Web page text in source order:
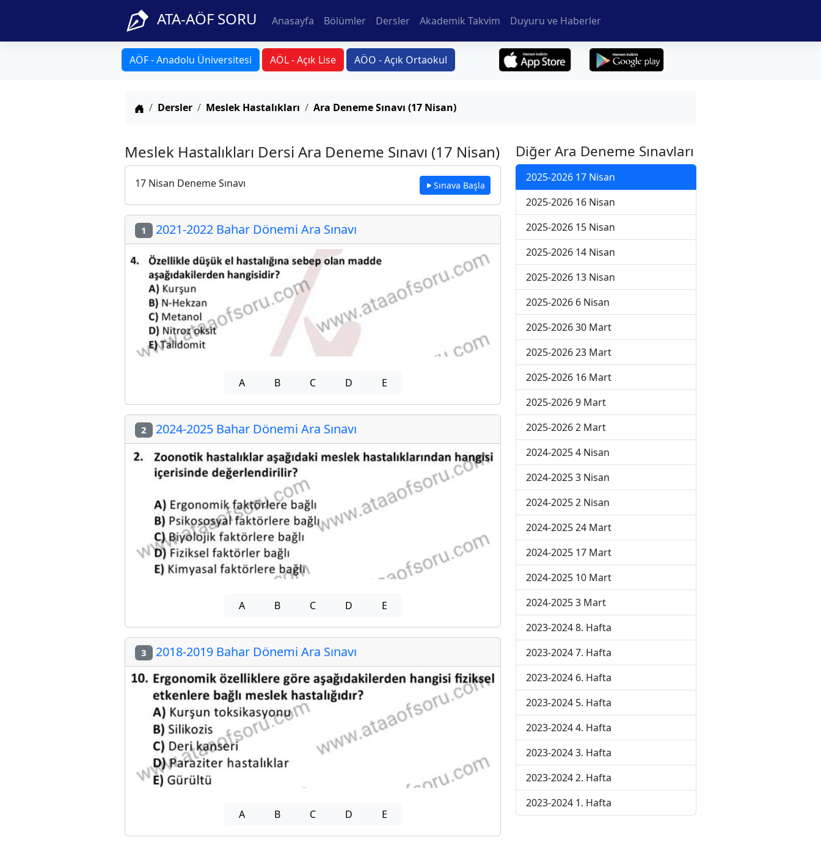
ATA-AÖF SORU Anasayfa Bölümler Dersler Akademik Takvim Duyuru ve Haberler
AÖF - Anadolu Üniversitesi AÖL - Açık Lise AÖO - Açık Ortaokul
Anasayfa
Dersler Meslek Hastalıkları Ara Deneme Sınavı (17 Nisan)
Meslek Hastalıkları Dersi Ara Deneme Sınavı (17 Nisan)
17 Nisan Deneme Sınavı Sınava Başla
1 2021-2022 Bahar Dönemi Ara Sınavı
A B C D E
2 2024-2025 Bahar Dönemi Ara Sınavı
A B C D E
3 2018-2019 Bahar Dönemi Ara Sınavı
A B C D E
Diğer Ara Deneme Sınavları
2025-2026 17 Nisan
2025-2026 16 Nisan
2025-2026 15 Nisan
2025-2026 14 Nisan
2025-2026 13 Nisan
2025-2026 6 Nisan
2025-2026 30 Mart
2025-2026 23 Mart
2025-2026 16 Mart
2025-2026 9 Mart
2025-2026 2 Mart
2024-2025 4 Nisan
2024-2025 3 Nisan
2024-2025 2 Nisan
2024-2025 24 Mart
2024-2025 17 Mart
2024-2025 10 Mart
2024-2025 3 Mart
2023-2024 8. Hafta
2023-2024 7. Hafta
2023-2024 6. Hafta
2023-2024 5. Hafta
2023-2024 4. Hafta
2023-2024 3. Hafta
2023-2024 2. Hafta
2023-2024 1. Hafta